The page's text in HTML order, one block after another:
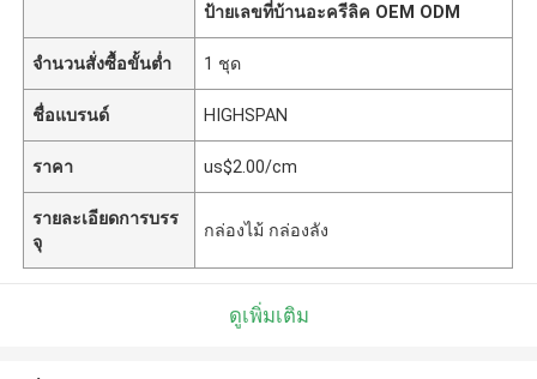
ป้ายเลขที่บ้านอะครีลิค OEM ODM
จำนวนสั่งซื้อขั้นต่ำ 1 ชุด
ชื่อแบรนด์ HIGHSPAN
ราคา us$2.00/cm
รายละเอียดการบรร
จุ
กล่องไม้ กล่องลัง
ดูเพิ่มเติม